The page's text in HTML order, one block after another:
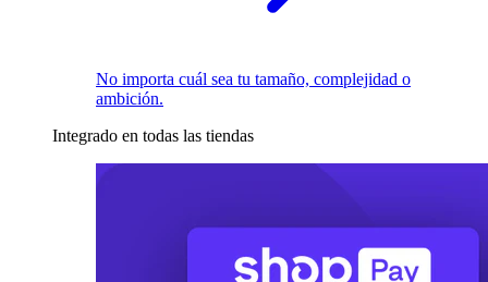
No importa cuál sea tu tamaño, complejidad o
ambición.
Integrado en todas las tiendas